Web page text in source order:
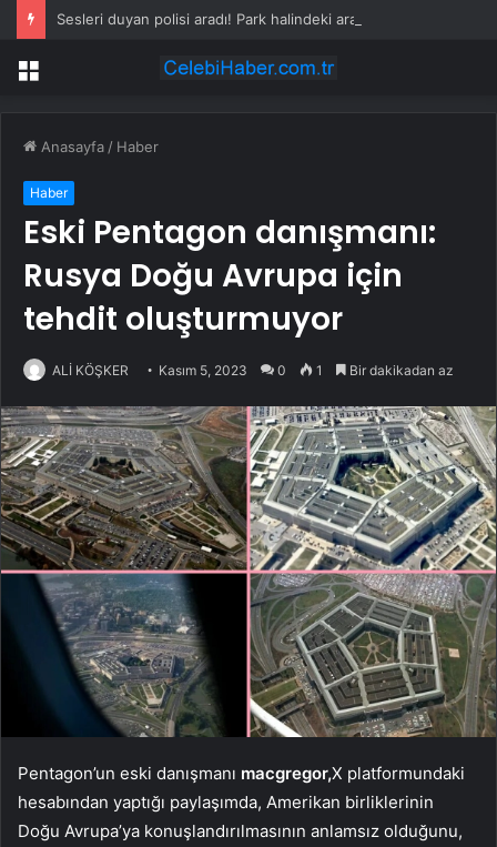
Menü
Anasayfa / Haber
Haber
Eski Pentagon danışmanı:
Rusya Doğu Avrupa için
tehdit oluşturmuyor
ALİ KÖŞKER Kasım 5, 2023 0 1 Bir dakikadan az
Pentagon’un eski danışmanı macgregor,X platformundaki
hesabından yaptığı paylaşımda, Amerikan birliklerinin
Doğu Avrupa’ya konuşlandırılmasının anlamsız olduğunu,